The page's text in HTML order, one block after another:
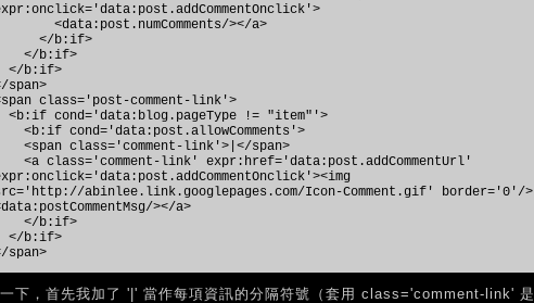
<data:post.numComments/></a>
</b:if>
</b:if>
</b:if>
span>
class='post-comment-link'>
<b:if cond='data:blog.pageType != "item"'>
<b:if cond='data:post.allowComments'>
<span class='comment-link'>|</span>
<a class='comment-link' expr:href='data:post.addCommentUrl'
abinlee.link.googlepages.com/Icon-Comment.gif' border='0'/>
></a>
</b:if>
</b:if>
span>
下，首先我加了 '|' 當作每項資訊的分隔符號（套用 class='comment-link'